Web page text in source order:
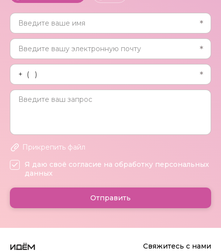
Свяжитесь с нами
Прикрепить файл
Я даю своё согласие на обработку персональных
данных
Отправить